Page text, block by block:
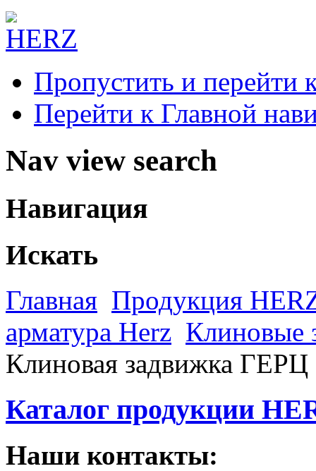
Пропустить и перейти
Перейти к Главной
Nav view search
Навигация
Искать
Главная Продукция
арматура Herz Клиновые
Клиновая задвижка ГЕРЦ
Каталог продукции
Наши контакты: